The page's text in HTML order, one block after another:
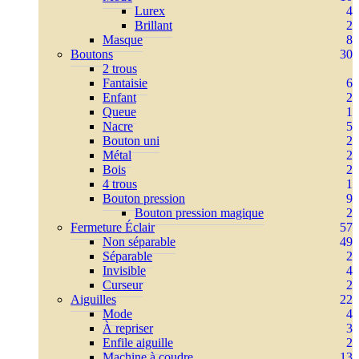
Lurex
4
Brillant
2
Masque
8
Boutons
30
2 trous
Fantaisie
6
Enfant
2
Queue
1
Nacre
5
Bouton uni
2
Métal
2
Bois
2
4 trous
1
Bouton pression
9
Bouton pression magique
2
Fermeture Éclair
57
Non séparable
49
Séparable
2
Invisible
4
Curseur
2
Aiguilles
22
Mode
4
À repriser
3
Enfile aiguille
2